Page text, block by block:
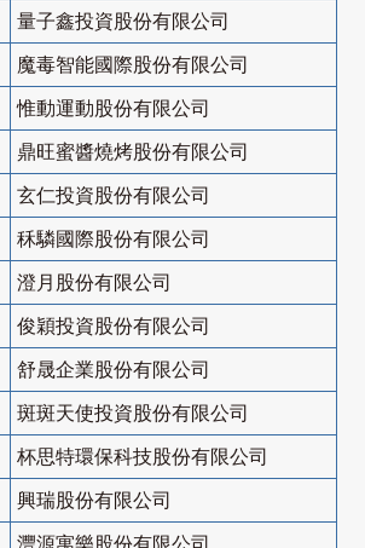
量子鑫投資股份有限公司
魔毒智能國際股份有限公司
惟動運動股份有限公司
鼎旺蜜醬燒烤股份有限公司
玄仁投資股份有限公司
秝驎國際股份有限公司
澄月股份有限公司
俊穎投資股份有限公司
舒晟企業股份有限公司
斑斑天使投資股份有限公司
杯思特環保科技股份有限公司
興瑞股份有限公司
灃源寓樂股份有限公司